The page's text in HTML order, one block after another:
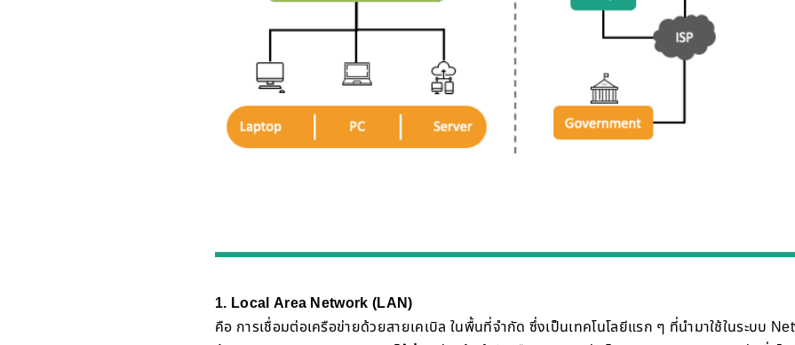
1. Local Area Network (LAN)
คือ การเชื่อมต่อเครือข่ายด้วยสายเคเบิล ในพื้นที่จำกัด ซึ่งเป็นเทคโนโลยีแรก ๆ ที่นำมาใช้ในระบบ